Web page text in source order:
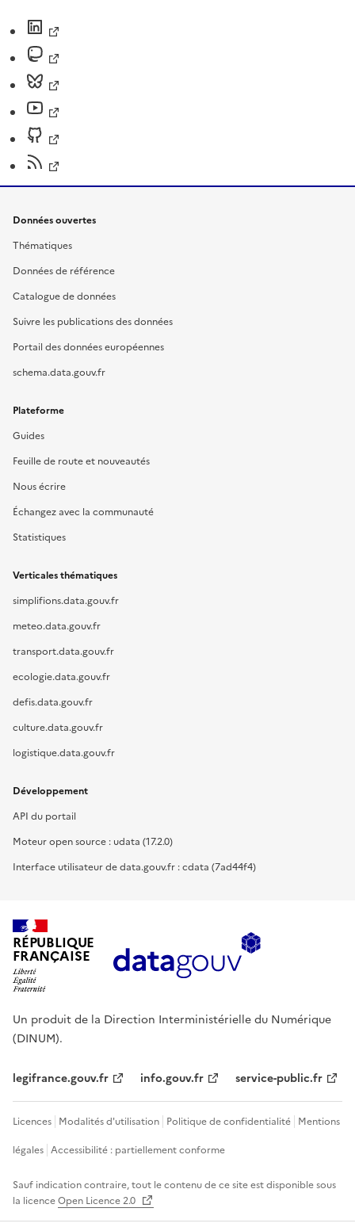
Données ouvertes
Thématiques
Données de référence
Catalogue de données
Suivre les publications des données
Portail des données européennes
schema.data.gouv.fr
Plateforme
Guides
Feuille de route et nouveautés
Nous écrire
Échangez avec la communauté
Statistiques
Verticales thématiques
simplifions.data.gouv.fr
meteo.data.gouv.fr
transport.data.gouv.fr
ecologie.data.gouv.fr
defis.data.gouv.fr
culture.data.gouv.fr
logistique.data.gouv.fr
Développement
API du portail
Moteur open source : udata (17.2.0)
Interface utilisateur de data.gouv.fr : cdata (7ad44f4)
RÉPUBLIQUE
FRANÇAISE
Un produit de la Direction Interministérielle du Numérique
(DINUM).
legifrance.gouv.fr info.gouv.fr service-public.fr
Licences Modalités d'utilisation Politique de confidentialité Mentions
légales Accessibilité : partiellement conforme
Sauf indication contraire, tout le contenu de ce site est disponible sous
la licenceOpen Licence 2.0